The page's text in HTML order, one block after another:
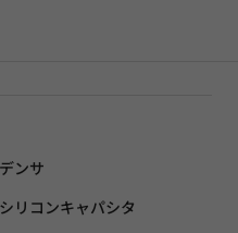
ンサ
シリコンキャパシタ